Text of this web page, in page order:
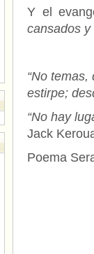
Y el
cansados y
“No
estirpe;
“No hay
Jack
Poema